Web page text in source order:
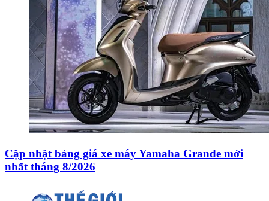
Cập nhật bảng giá xe máy Yamaha Grande mới
nhất tháng 8/2026